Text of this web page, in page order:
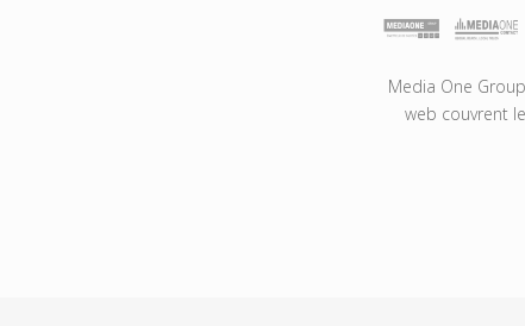
Media One
web couvrent